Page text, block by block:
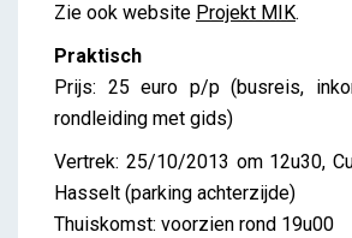
Zie ook website Projekt MIK.
Praktisch
Prijs: 25 euro p/p (busreis,
rondleiding met gids)
Vertrek: 25/10/2013 om 12u30,
Hasselt (parking achterzijde)
Thuiskomst: voorzien rond 19u00